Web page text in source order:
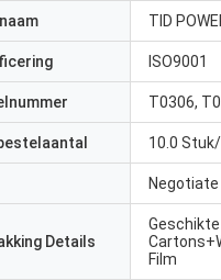
TID
ISO9001
T0306,
10.0
Negotiate
Details
Film